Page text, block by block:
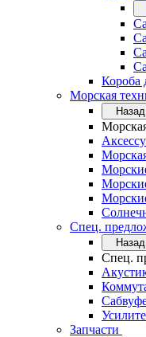
Короба
Морская
Назад
Спец.
Назад
Спец.
Запчасти